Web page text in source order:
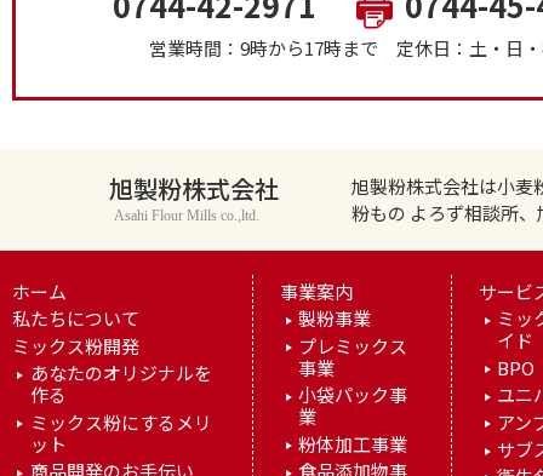
営業時間：9時から17時まで 定休日：土・日
旭製粉株式会社
Asahi Flour Mills co.,ltd.
旭製粉株式会社は小麦
粉もの よろず相談所
ホーム
私たちについて
ミックス粉開発
あなたのオリジナルを
作る
ミックス粉にするメリ
ット
商品開発のお手伝い
事業案内
製粉事業
プレミックス
事業
小袋パック事
業
粉体加工事業
食品添加物事
サービ
ミッ
イド
BPO
ユニ
アン
サブ